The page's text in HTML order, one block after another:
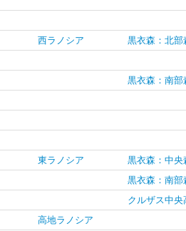
西ラノシア 黒衣森：北部
黒衣森：南部
東ラノシア 黒衣森：中央
黒衣森：南部
クルザス中央
高地ラノシア